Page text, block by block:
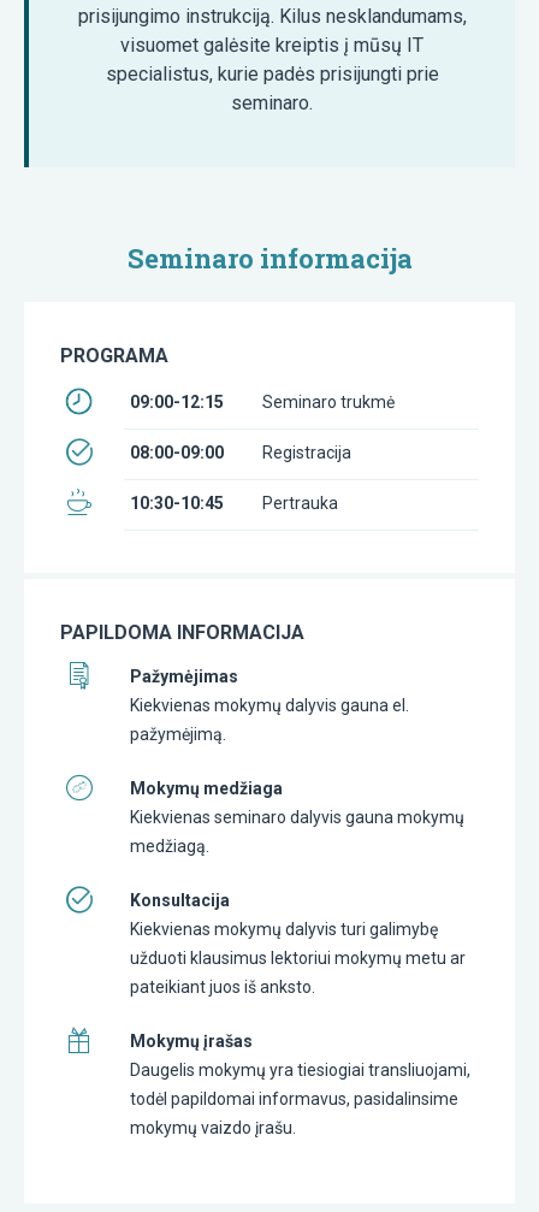
prisijungimo instrukciją. Kilus nesklandumams,
visuomet galėsite kreiptis į mūsų IT
specialistus, kurie padės prisijungti prie
seminaro.
Seminaro informacija
PROGRAMA
09:00-12:15 Seminaro trukmė
08:00-09:00 Registracija
10:30-10:45 Pertrauka
PAPILDOMA INFORMACIJA
Pažymėjimas
Kiekvienas mokymų dalyvis gauna el.
pažymėjimą.
Mokymų medžiaga
Kiekvienas seminaro dalyvis gauna mokymų
medžiagą.
Konsultacija
Kiekvienas mokymų dalyvis turi galimybę
užduoti klausimus lektoriui mokymų metu ar
pateikiant juos iš anksto.
Mokymų įrašas
Daugelis mokymų yra tiesiogiai transliuojami,
todėl papildomai informavus, pasidalinsime
mokymų vaizdo įrašu.